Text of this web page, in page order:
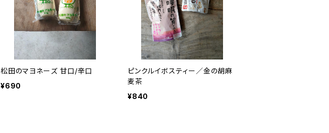
松田のマヨネーズ 甘口/辛口
¥690
ピンクルイボスティー／金の胡麻
麦茶
¥840